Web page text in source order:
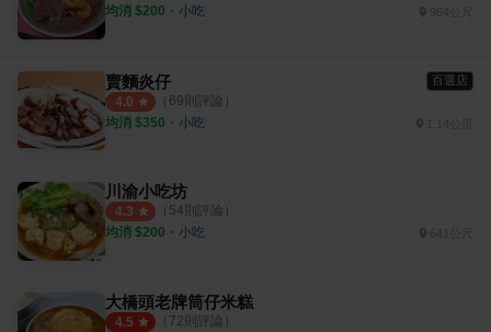
均消 $200 ・ 小吃 964公尺
賣麵炎仔 百選店
4.0 （ 69則評論）
均消 $350 ・ 小吃 1.14公里
川渝小吃坊
4.3 （ 54則評論）
均消 $200 ・ 小吃 641公尺
大橋頭老牌筒仔米糕
4.5 （ 72則評論）